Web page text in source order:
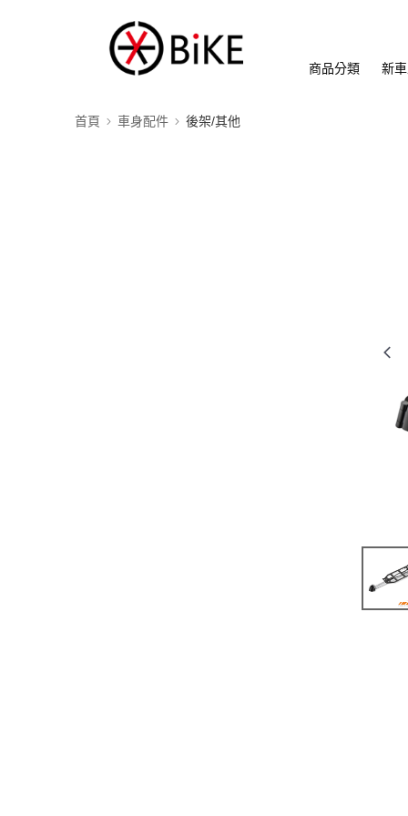
商品分類 新
首頁 車身配件 後架/其他